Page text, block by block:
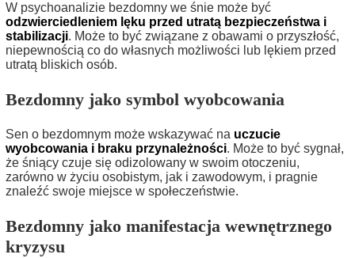
W psychoanalizie bezdomny we śnie może być
odzwierciedleniem lęku przed utratą bezpieczeństwa i
stabilizacji. Może to być związane z obawami o przyszłość,
niepewnością co do własnych możliwości lub lękiem przed
utratą bliskich osób.
Bezdomny jako symbol wyobcowania
Sen o bezdomnym może wskazywać na uczucie
wyobcowania i braku przynależności. Może to być sygnał,
że śniący czuje się odizolowany w swoim otoczeniu,
zarówno w życiu osobistym, jak i zawodowym, i pragnie
znaleźć swoje miejsce w społeczeństwie.
Bezdomny jako manifestacja wewnętrznego
kryzysu